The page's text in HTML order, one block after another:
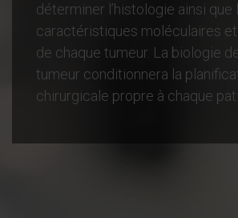
déterminer l’histologie ainsi que
caractéristiques moléculaires
de chaque tumeur. La biologie
tumeur conditionnera la
chirurgicale propre à chaque